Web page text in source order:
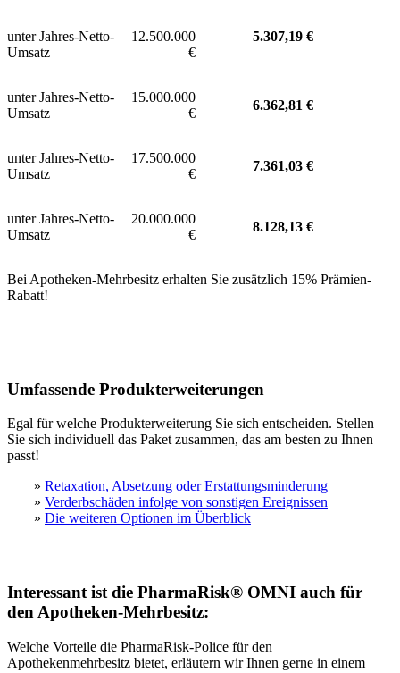
unter Jahres-Netto-
Umsatz
12.500.000
€
5.307,19 €
unter Jahres-Netto-
Umsatz
15.000.000
€
6.362,81 €
unter Jahres-Netto-
Umsatz
17.500.000
€
7.361,03 €
unter Jahres-Netto-
Umsatz
20.000.000
€
8.128,13 €
Bei Apotheken-Mehrbesitz erhalten Sie zusätzlich 15% Prämien-
Rabatt!
Umfassende Produkterweiterungen
Egal für welche Produkterweiterung Sie sich entscheiden. Stellen
Sie sich individuell das Paket zusammen, das am besten zu Ihnen
passt!
» Retaxation, Absetzung oder Erstattungsminderung
» Verderbschäden infolge von sonstigen Ereignissen
» Die weiteren Optionen im Überblick
Interessant ist die PharmaRisk® OMNI auch für
den Apotheken-Mehrbesitz:
Welche Vorteile die PharmaRisk-Police für den
Apothekenmehrbesitz bietet, erläutern wir Ihnen gerne in einem